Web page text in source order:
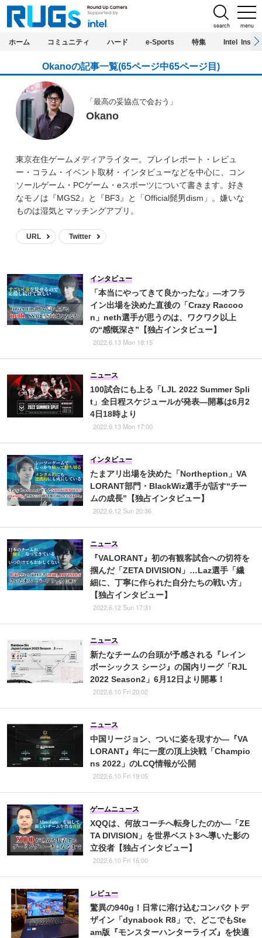
menu
search
ホーム コミュニティ ハード e-Sports 特集 Intel Inside
Okanoの記事一覧(65ページ中65ページ目)
「最高の妥協点で会おう」
Okano
東京在住ゲームメディアライター。プレイレポート・レビュ
ー・コラム・イベント取材・インタビューなどを中心に、コン
ソールゲーム・PCゲーム・eスポーツについて書きます。好き
なモノは『MGS2』と『BF3』と「Official髭男dism」。嫌いな
ものは湿気とマッチングアプリ。
URL Twitter
「本当にやってきて良かったな」―オフラ
イン出場を決めた直後の「Crazy Raccoo
n」neth選手が思うのは、ワクワク以上
の“感慨深さ”【独占インタビュー】
インタビュー
2022.6.13 Mon 18:15
100試合にも上る「LJL 2022 Summer Spli
t」全日程スケジュールが発表―開幕は6月2
4日18時より
ニュース
2022.6.13 Mon 17:00
たまアリ出場を決めた「Northeption」VA
LORANT部門・BlackWiz選手が話す“チー
ムの成長”【独占インタビュー】
インタビュー
2022.6.12 Sun 20:36
『VALORANT』初の有観客試合への切符を
掴んだ「ZETA DIVISION」…Laz選手「繊
細に、丁寧に作られた自分たちの戦い方」
【独占インタビュー】
ニュース
2022.6.12 Sun 17:31
新たなチームの台頭が予感される『レイン
ボーシックス シージ』の国内リーグ「RJL
2022 Season2」6月12日より開幕！
ニュース
2022.6.10 Fri 20:02
中国リージョン、ついに姿を現すか―『VA
LORANT』年に一度の頂上決戦「Champio
ns 2022」のLCQ情報が公開
ニュース
2022.6.10 Fri 19:05
XQQは、何故コーチへ転身したのか―「ZE
TA DIVISION」を世界ベスト3へ導いた影の
立役者【独占インタビュー】
ゲームニュース
2022.6.10 Fri 16:00
驚異の940g！日常に溶け込むコンパクトデ
ザイン「dynabook R8」で、どこでもSte
am版『モンスターハンターライズ』を快適
レビュー